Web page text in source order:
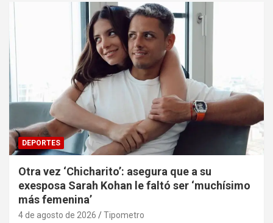
DEPORTES
Otra vez ‘Chicharito’: asegura que a su
exesposa Sarah Kohan le faltó ser ‘muchísimo
más femenina’
4 de agosto de 2026 Tipometro